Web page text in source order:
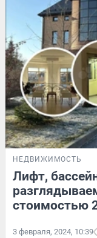
НЕДВИЖИМОСТЬ
Лифт,
стоимостью
3 февраля, 2024, 10:39